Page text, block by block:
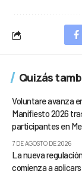
Quizás
Voluntare avanza
Manifiesto 2026
participantes en
7 DE AGOSTO DE 2026
La nueva
comienza a